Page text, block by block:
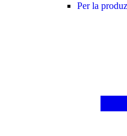
Per la